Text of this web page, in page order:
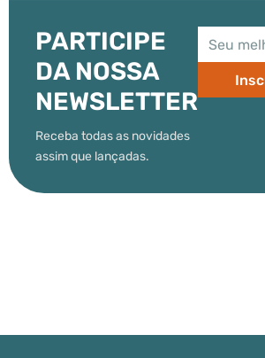
PARTICIPE
DA NOSSA
NEWSLETTER
Receba todas as novidades
assim que lançadas.